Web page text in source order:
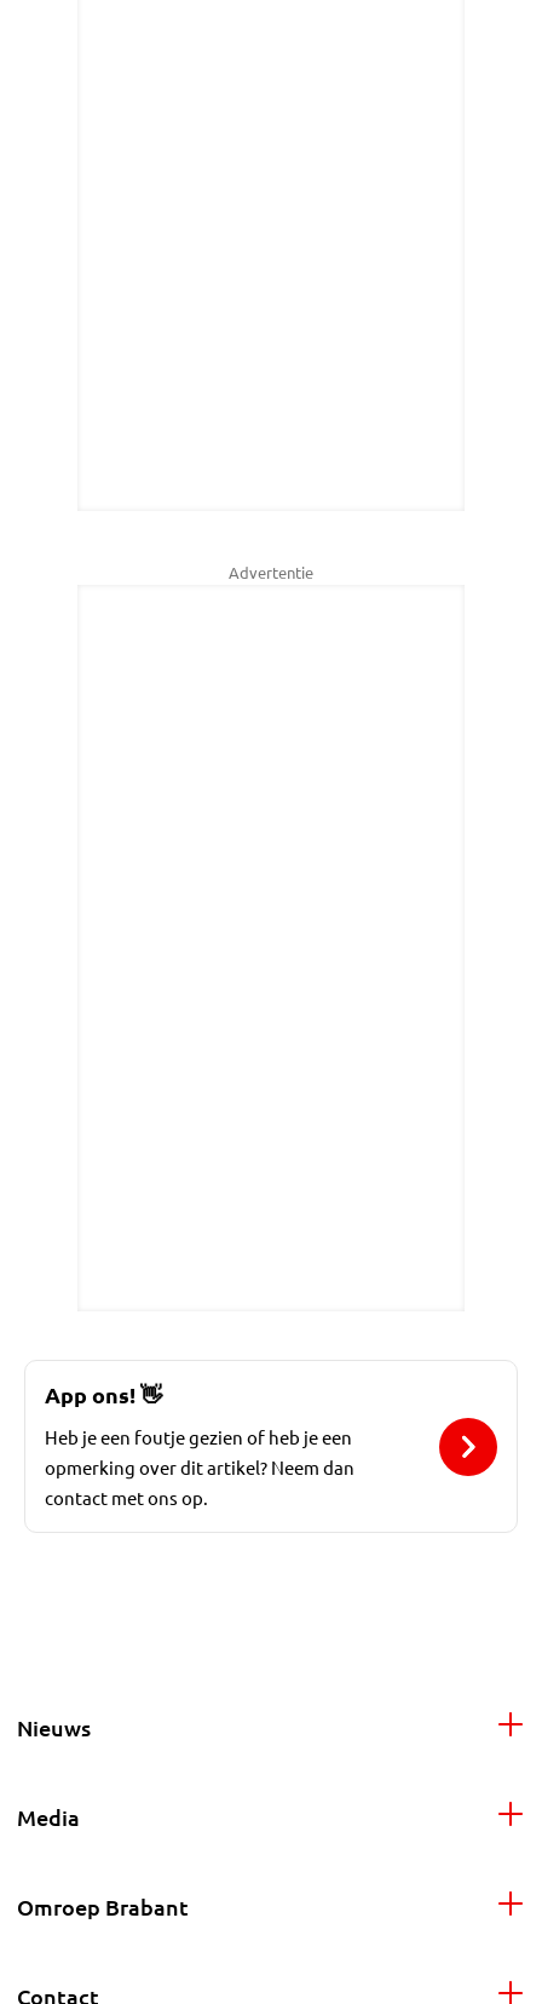
Advertentie
App ons!👋
Heb je een foutje gezien of heb je een
opmerking over dit artikel? Neem dan
contact met ons op.
Nieuws
Media
Omroep Brabant
Contact